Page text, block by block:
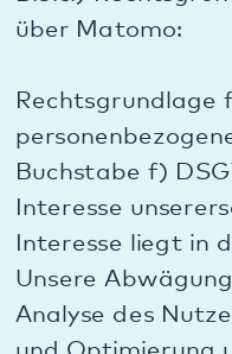
B.4. Verwendung von
B.4.a.) Allgemeines
Diese Website
Amphitheatre